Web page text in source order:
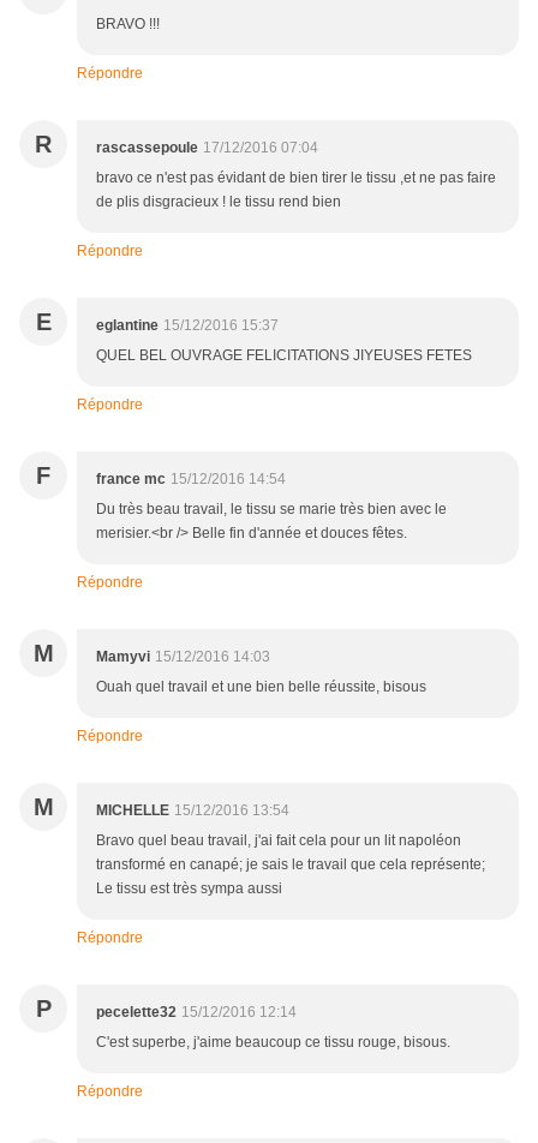
BRAVO !!!
Répondre
R rascassepoule 17/12/2016 07:04
bravo ce n'est pas évidant de bien tirer le tissu ,et ne pas faire
de plis disgracieux ! le tissu rend bien
Répondre
E eglantine 15/12/2016 15:37
QUEL BEL OUVRAGE FELICITATIONS JIYEUSES FETES
Répondre
F france mc 15/12/2016 14:54
Du très beau travail, le tissu se marie très bien avec le
merisier.<br /> Belle fin d'année et douces fêtes.
Répondre
M Mamyvi 15/12/2016 14:03
Ouah quel travail et une bien belle réussite, bisous
Répondre
M MICHELLE 15/12/2016 13:54
Bravo quel beau travail, j'ai fait cela pour un lit napoléon
transformé en canapé; je sais le travail que cela représente;
Le tissu est très sympa aussi
Répondre
P pecelette32 15/12/2016 12:14
C'est superbe, j'aime beaucoup ce tissu rouge, bisous.
Répondre